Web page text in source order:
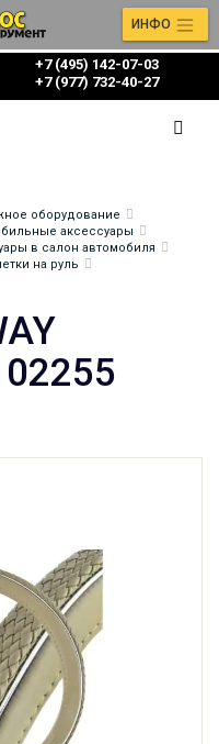
+7 (495) 142-07-03
‎‎+7 (977) 732-40-27
ИНФО
оборудование
аксессуары
в салон автомобиля
на руль